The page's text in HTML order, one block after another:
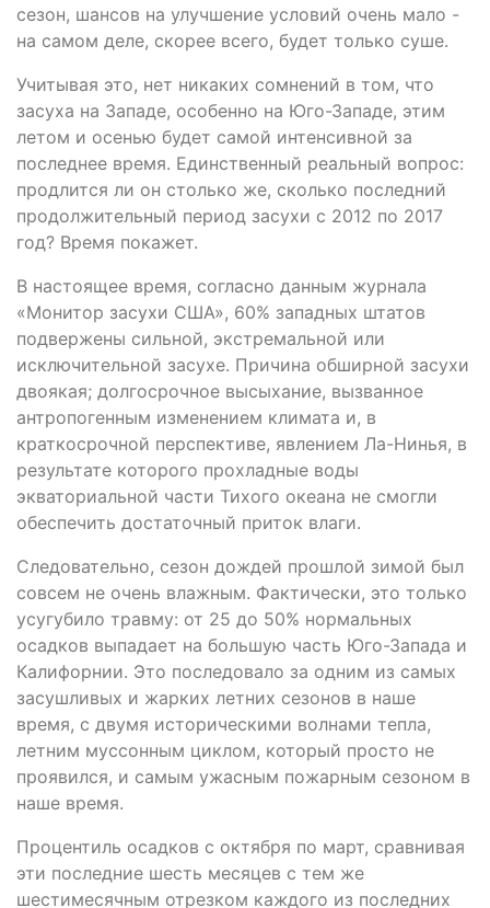
сезон, шансов на улучшение условий очень мало -
на самом деле, скорее всего, будет только суше.
Учитывая это, нет никаких сомнений в том, что
засуха на Западе, особенно на Юго-Западе, этим
летом и осенью будет самой интенсивной за
последнее время. Единственный реальный вопрос:
продлится ли он столько же, сколько последний
продолжительный период засухи с 2012 по 2017
год? Время покажет.
В настоящее время, согласно данным журнала
«Монитор засухи США», 60% западных штатов
подвержены сильной, экстремальной или
исключительной засухе. Причина обширной засухи
двоякая; долгосрочное высыхание, вызванное
антропогенным изменением климата и, в
краткосрочной перспективе, явлением Ла-Нинья, в
результате которого прохладные воды
экваториальной части Тихого океана не смогли
обеспечить достаточный приток влаги.
Следовательно, сезон дождей прошлой зимой был
совсем не очень влажным. Фактически, это только
усугубило травму: от 25 до 50% нормальных
осадков выпадает на большую часть Юго-Запада и
Калифорнии. Это последовало за одним из самых
засушливых и жарких летних сезонов в наше
время, с двумя историческими волнами тепла,
летним муссонным циклом, который просто не
проявился, и самым ужасным пожарным сезоном в
наше время.
Процентиль осадков с октября по март, сравнивая
эти последние шесть месяцев с тем же
шестимесячным отрезком каждого из последних